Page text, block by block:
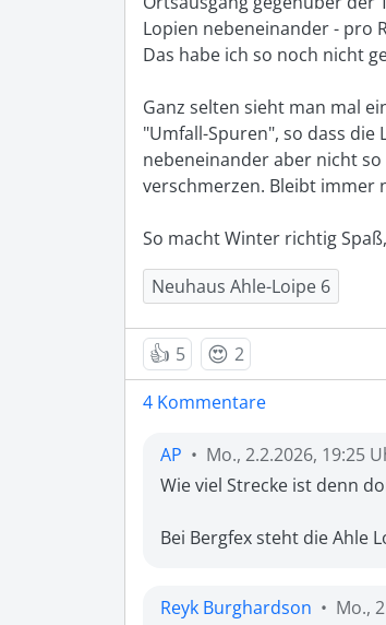
Lopien nebeneinander - pro
Das habe ich so noch nicht
Ganz selten sieht man mal
"Umfall-Spuren", so dass
nebeneinander aber nicht
verschmerzen. Bleibt immer
So macht Winter richtig
Neuhaus Ahle-Loipe 6
👍 5 😍 2
4 Kommentare
AP • Mo., 2.2.2026, 19:25
Wie viel Strecke ist denn
Bei Bergfex steht die Ahle
Reyk Burghardson • Mo.,